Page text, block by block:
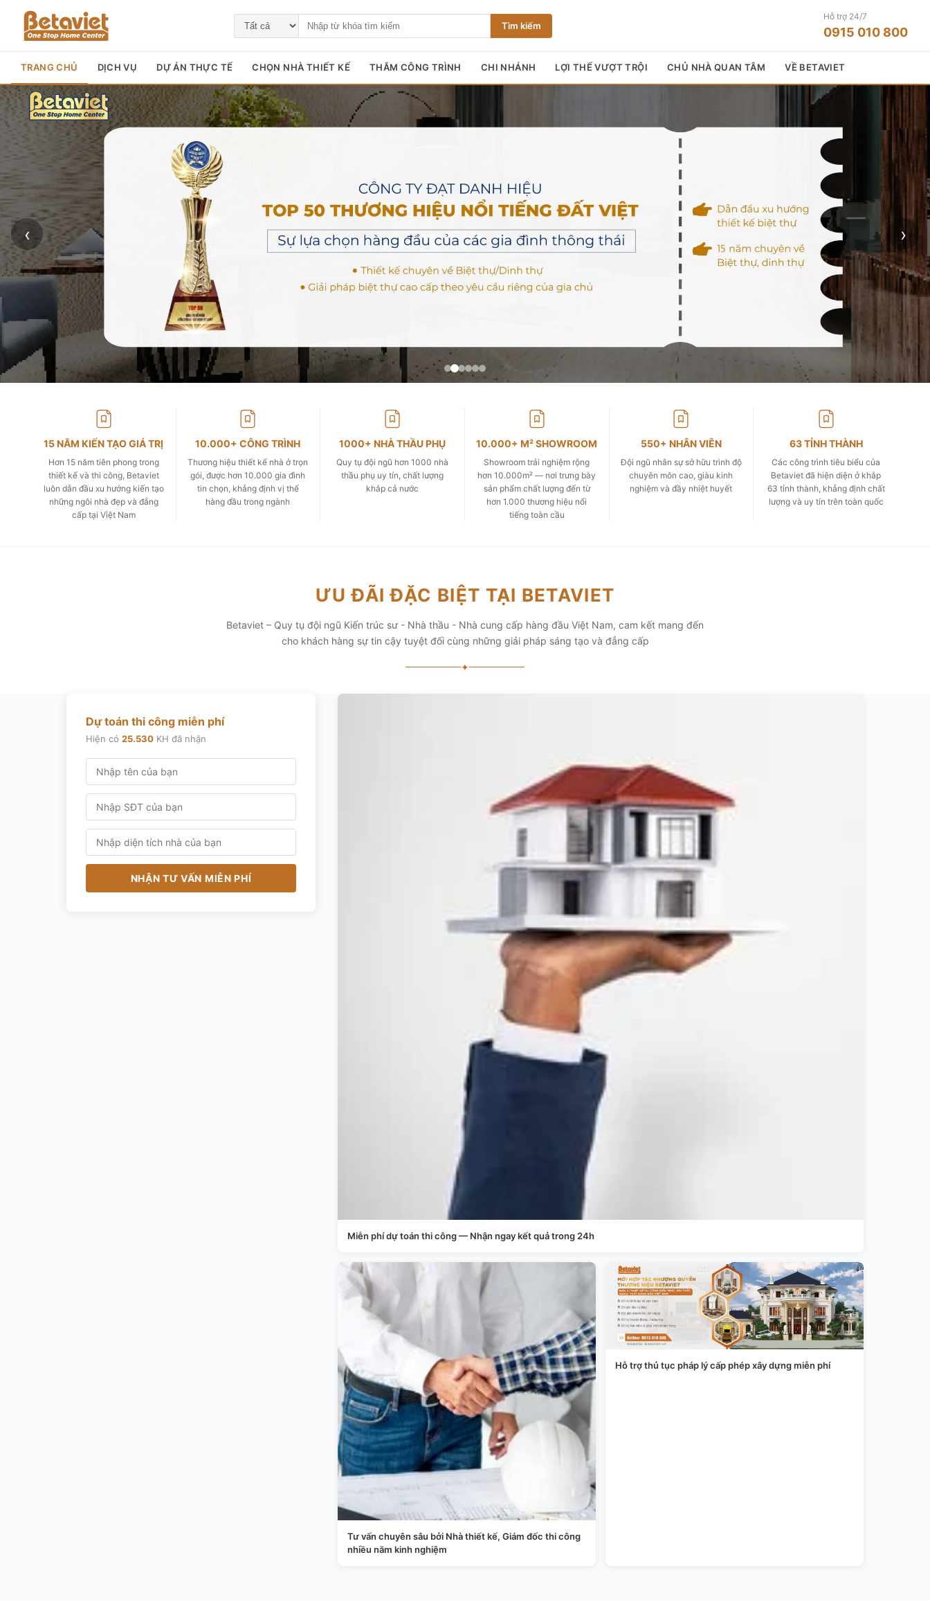
Tìm kiếm
Hỗ trợ 24/7
0915 010 800
TRANG CHỦ DỊCH VỤ DỰ ÁN THỰC TẾ CHỌN NHÀ THIẾT KẾ THĂM CÔNG TRÌNH CHI NHÁNH LỢI THẾ VƯỢT TRỘI CHỦ NHÀ QUAN TÂM VỀ BETAVIET
‹ ›
15 NĂM KIẾN TẠO GIÁ TRỊ
Hơn 15 năm tiên phong trong
thiết kế và thi công, Betaviet
luôn dẫn đầu xu hướng kiến tạo
những ngôi nhà đẹp và đẳng
cấp tại Việt Nam
10.000+ CÔNG TRÌNH
Thương hiệu thiết kế nhà ở trọn
gói, được hơn 10.000 gia đình
tin chọn, khẳng định vị thế
hàng đầu trong ngành
1000+ NHÀ THẦU PHỤ
Quy tụ đội ngũ hơn 1000 nhà
thầu phụ uy tín, chất lượng
khắp cả nước
10.000+ M² SHOWROOM
Showroom trải nghiệm rộng
hơn 10.000m² — nơi trưng bày
sản phẩm chất lượng đến từ
hơn 1.000 thương hiệu nổi
tiếng toàn cầu
550+ NHÂN VIÊN
Đội ngũ nhân sự sở hữu trình độ
chuyên môn cao, giàu kinh
nghiệm và đầy nhiệt huyết
63 TỈNH THÀNH
Các công trình tiêu biểu của
Betaviet đã hiện diện ở khắp
63 tỉnh thành, khẳng định chất
lượng và uy tín trên toàn quốc
ƯU ĐÃI ĐẶC BIỆT TẠI BETAVIET
Betaviet – Quy tụ đội ngũ Kiến trúc sư - Nhà thầu - Nhà cung cấp hàng đầu Việt Nam, cam kết mang đến
cho khách hàng sự tin cậy tuyệt đối cùng những giải pháp sáng tạo và đẳng cấp
✦
Dự toán thi công miễn phí
Hiện có 25.530 KH đã nhận
NHẬN TƯ VẤN MIỄN PHÍ
Miễn phí dự toán thi công — Nhận ngay kết quả trong 24h
Tư vấn chuyên sâu bởi Nhà thiết kế, Giám đốc thi công
nhiều năm kinh nghiệm
Hỗ trợ thủ tục pháp lý cấp phép xây dựng miễn phí